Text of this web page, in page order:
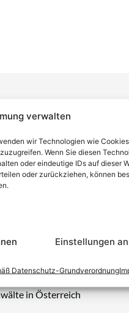
verwalten
wir Technologien wie
Wenn Sie diesen
oder eindeutige IDs auf dieser
oder zurückziehen, können
Einstellungen
Datenschutz-Grundverordnung
der auf Ihr
zu beraten und Klienten vor
zu erbringen und
dieses
in Österreich